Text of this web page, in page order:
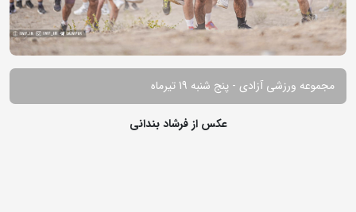
مجموعه ورزشی آزادی - پنج شنبه 19 تیرماه
عکس از فرشاد بندانی